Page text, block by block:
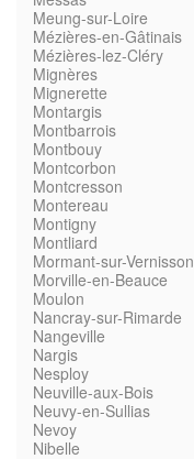
Meung-sur-Loire
Mézières-en-Gâtinais
Mézières-lez-Cléry
Mignères
Mignerette
Montargis
Montbarrois
Montbouy
Montcorbon
Montcresson
Montereau
Montigny
Montliard
Mormant-sur-Vernisson
Morville-en-Beauce
Moulon
Nancray-sur-Rimarde
Nangeville
Nargis
Nesploy
Neuville-aux-Bois
Neuvy-en-Sullias
Nevoy
Nibelle